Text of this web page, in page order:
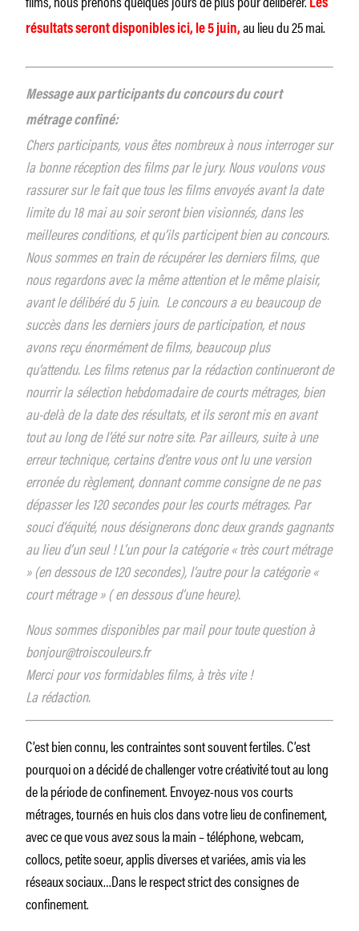
Les
résultats seront disponibles ici, le 5 juin,au lieu du 25 mai.
Messageaux participants du concours du court
métrage confiné:
Chers participants, vous êtes nombreux à nous interroger sur
la bonne réception des films par le jury. Nous voulons vous
rassurer sur le fait que tous les films envoyés avant la date
limite du 18 mai au soir seront bien visionnés, dans les
meilleures conditions, et qu’ils participent bien au concours.
Nous sommes en train de récupérer les derniers films, que
nous regardons avec la même attention et le même plaisir,
avant le délibéré du 5 juin. Le concours a eu beaucoup de
succès dans les derniers jours de participation, et nous
avons reçu énormément de films, beaucoup plus
qu’attendu.Les films retenus par la rédaction continueront de
nourrir la sélection hebdomadaire de courts métrages, bien
au-delà de la date des résultats, et ils seront mis en avant
tout au long de l’été sur notre site.Par ailleurs, suite à une
erreur technique, certains d’entre vous ont lu une version
erronée du règlement, donnant comme consigne de ne pas
dépasser les 120 secondes pour les courts métrages. Par
souci d’équité, nous désignerons donc deux grands gagnants
au lieu d’un seul ! L’un pour la catégorie « très court métrage
» (en dessous de 120 secondes), l’autre pour la catégorie «
court métrage » ( en dessous d’une heure).
Nous sommes disponibles par mail pour toute question à
bonjour@troiscouleurs.fr
Merci pour vos formidables films, à très vite !
La rédaction.
C’est bien connu, les contraintes sont souvent fertiles. C’est
pourquoi on a décidé de challenger votre créativité tout au long
de la période de confinement. Envoyez-nous vos courts
métrages, tournés en huis clos dans votre lieu de confinement,
avec ce que vous avez sous la main – téléphone, webcam,
collocs, petite soeur, applis diverses et variées, amis via les
réseaux sociaux…Dans le respect strict des consignes de
confinement.